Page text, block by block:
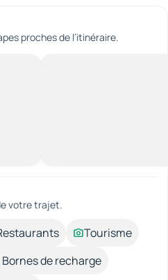
proches de l’itinéraire.
votre trajet.
Tourisme
Bornes de recharge